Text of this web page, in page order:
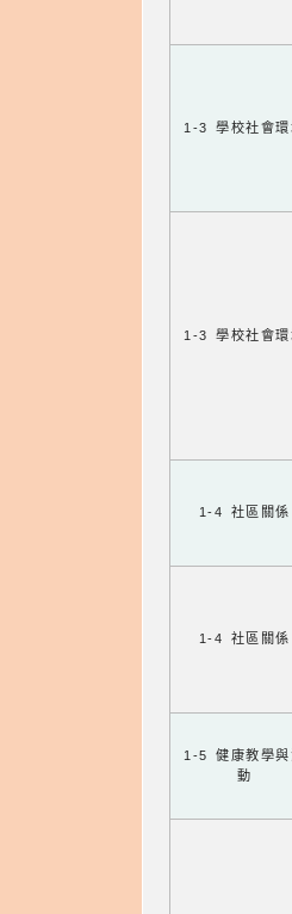
1-3 學校社會環
1-3 學校社會環
1-4 社區關係
1-4 社區關係
1-5 健康教學與
動